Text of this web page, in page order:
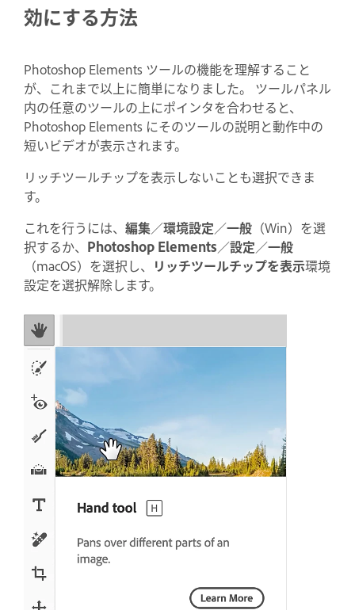
効にする方法
Photoshop Elements ツールの機能を理解すること
が、これまで以上に簡単になりました。 ツールパネル
内の任意のツールの上にポインタを合わせると、
Photoshop Elements にそのツールの説明と動作中の
短いビデオが表示されます。
リッチツールチップを表示しないことも選択できま
す。
これを行うには、 編集／環境設定／一般 （Win）を選
択するか、 Photoshop Elements／設定／一般
（macOS）を選択し、 リッチツールチップを表示環境
設定を選択解除します。